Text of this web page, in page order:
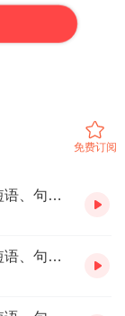
免费订阅
初中英语300个优质句子，涵盖所有高频短语、句型、考点（31-60）
初中英语300个优质句子，涵盖所有高频短语、句型、考点（61-90）